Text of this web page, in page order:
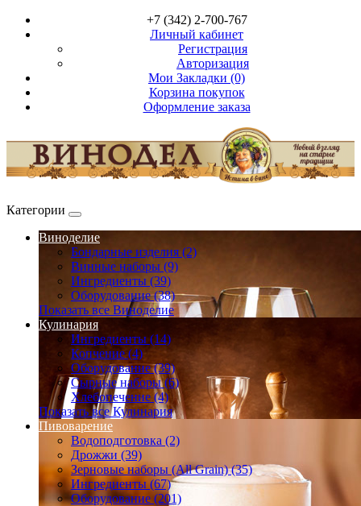
+7 (342) 2-700-767
Личный кабинет
Регистрация
Авторизация
Мои Закладки (0)
Корзина покупок
Оформление заказа
Категории
Виноделие
Бондарные изделия (2)
Винные наборы (9)
Ингредиенты (39)
Оборудование (38)
Показать все Виноделие
Кулинария
Ингредиенты (14)
Копчение (4)
Оборудование (39)
Сырные наборы (6)
Хлебопечение (4)
Показать все Кулинария
Пивоварение
Водоподготовка (2)
Дрожжи (39)
Зерновые наборы (All Grain) (35)
Ингредиенты (67)
Оборудование (201)